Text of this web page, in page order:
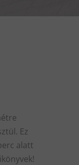
. Ez
alatt
!